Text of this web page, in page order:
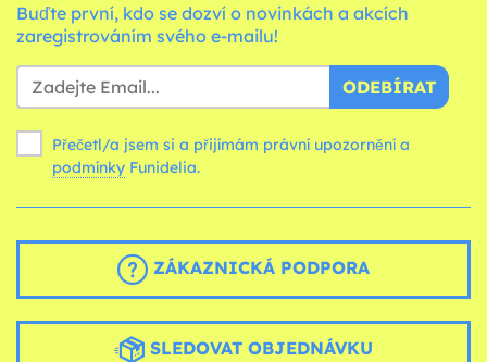
Buďte první, kdo se dozví o novinkách a akcích
zaregistrováním svého e-mailu!
ODEBÍRAT
Přečetl/a jsem si a přijímám právní upozornění a
podmínky Funidelia.
ZÁKAZNICKÁ PODPORA
SLEDOVAT OBJEDNÁVKU